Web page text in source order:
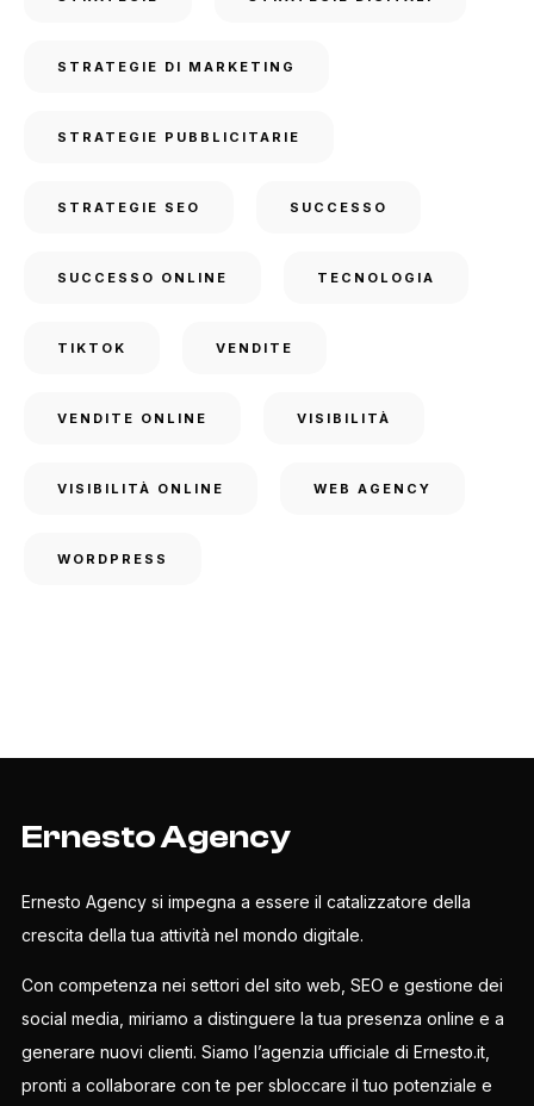
STRATEGIE DI MARKETING
STRATEGIE PUBBLICITARIE
STRATEGIE SEO SUCCESSO
SUCCESSO ONLINE TECNOLOGIA
TIKTOK VENDITE
VENDITE ONLINE VISIBILITÀ
VISIBILITÀ ONLINE WEB AGENCY
WORDPRESS
Ernesto Agency
Ernesto Agency si impegna a essere il catalizzatore della
crescita della tua attività nel mondo digitale.
Con competenza nei settori del sito web, SEO e gestione dei
social media, miriamo a distinguere la tua presenza online e a
generare nuovi clienti. Siamo l’agenzia ufficiale di Ernesto.it,
pronti a collaborare con te per sbloccare il tuo potenziale e